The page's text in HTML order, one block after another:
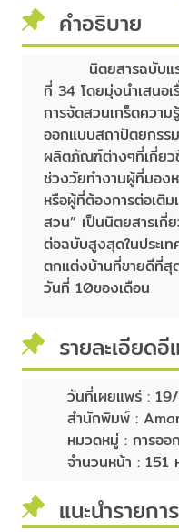
คำอธิบาย
นิตยสารฉบับแ
ที่ 34 โดยมุ่งนำเสนอ
การจัดสวนเกร็ดควา
ออกแบบสถาปัตยกรร
ผลิตภัณฑ์ต่างๆที่เกี่ย
ช่วงวัยทำงานผู้ที่มอง
หรือผู้ที่ต้องการต่อเติ
สวน” เป็นนิตยสารเ
ต่อฉบับสูงสุดในประเ
ตกแต่งบ้านที่ขายดีที่สุ
วันที่ 10ของเดือน
รายละเอียด
วันที่เผยแพร่ :
สำนักพิมพ์ :
หมวดหมู่ : การอ
จำนวนหน้า : 151
แนะนำรายก